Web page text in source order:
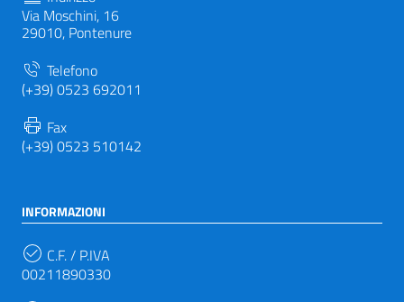
Via Moschini, 16
29010, Pontenure
Telefono
(+39) 0523 692011
Fax
(+39) 0523 510142
INFORMAZIONI
C.F. / P.IVA
00211890330